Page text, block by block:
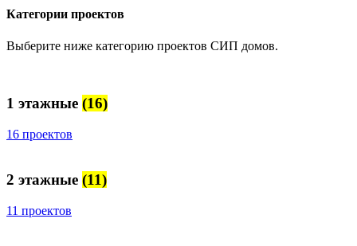
Категории проектов
Выберите ниже категорию проектов СИП домов.
1 этажные (16)
16 проектов
2 этажные (11)
11 проектов